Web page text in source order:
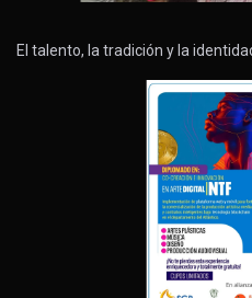
El talento, la tradición y la